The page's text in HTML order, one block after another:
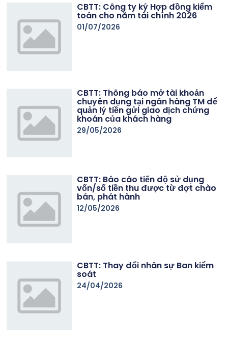
CBTT: Công ty ký Hợp đồng kiểm
toán cho năm tài chính 2026
01/07/2026
CBTT: Thông báo mở tài khoản
chuyên dụng tại ngân hàng TM để
quản lý tiền gửi giao dịch chứng
khoán của khách hàng
29/05/2026
CBTT: Báo cáo tiến độ sử dụng
vốn/số tiền thu được từ đợt chào
bán, phát hành
12/05/2026
CBTT: Thay đổi nhân sự Ban kiểm
soát
24/04/2026